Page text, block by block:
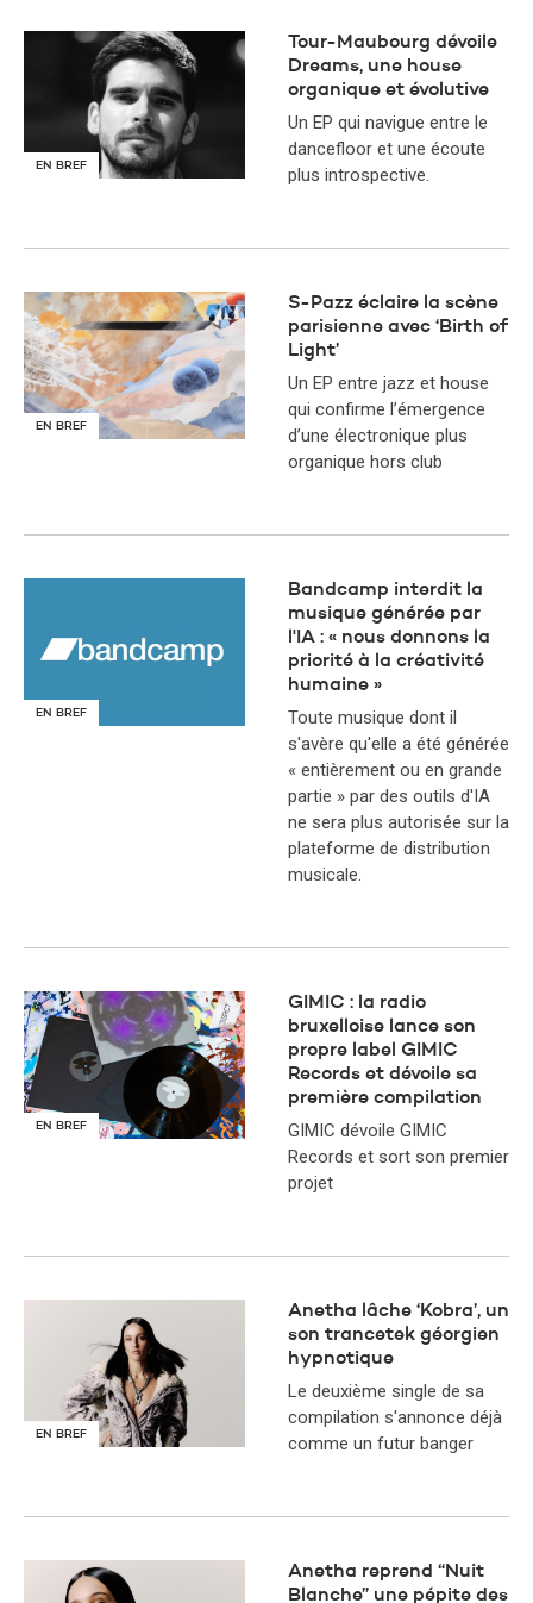
EN BREF
Tour-Maubourg dévoile
Dreams, une house
organique et évolutive
Un EP qui navigue entre le
dancefloor et une écoute
plus introspective.
EN BREF
S-Pazz éclaire la scène
parisienne avec ‘Birth of
Light’
Un EP entre jazz et house
qui confirme l’émergence
d’une électronique plus
organique hors club
EN BREF
Bandcamp interdit la
musique générée par
l'IA : « nous donnons la
priorité à la créativité
humaine »
Toute musique dont il
s'avère qu'elle a été générée
« entièrement ou en grande
partie » par des outils d'IA
ne sera plus autorisée sur la
plateforme de distribution
musicale.
EN BREF
GIMIC : la radio
bruxelloise lance son
propre label GIMIC
Records et dévoile sa
première compilation
GIMIC dévoile GIMIC
Records et sort son premier
projet
EN BREF
Anetha lâche ‘Kobra’, un
son trancetek géorgien
hypnotique
Le deuxième single de sa
compilation s'annonce déjà
comme un futur banger
Anetha reprend “Nuit
Blanche” une pépite des